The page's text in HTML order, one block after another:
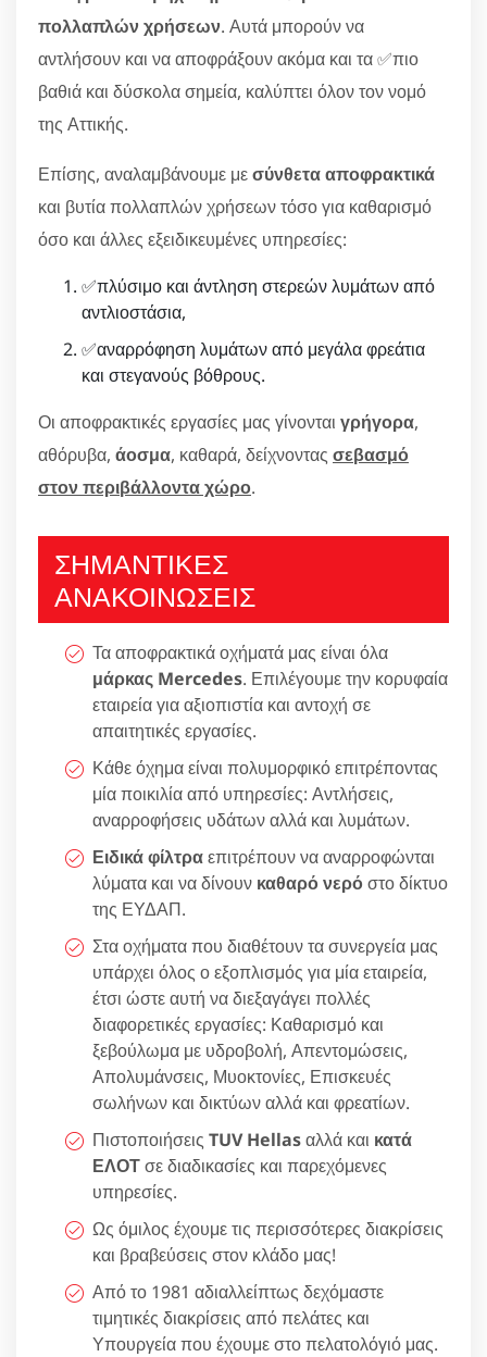
πολλαπλών χρήσεων. Αυτά μπορούν να
αντλήσουν και να αποφράξουν ακόμα και τα ✅πιο
βαθιά και δύσκολα σημεία, καλύπτει όλον τον νομό
της Αττικής.
Επίσης, αναλαμβάνουμε μεσύνθετα αποφρακτικά
και βυτία πολλαπλών χρήσεων τόσο για καθαρισμό
όσο και άλλες εξειδικευμένες υπηρεσίες:
✅πλύσιμο και άντληση στερεών λυμάτων από
αντλιοστάσια,
✅αναρρόφηση λυμάτων από μεγάλα φρεάτια
και στεγανούς βόθρους.
Οι αποφρακτικές εργασίες μας γίνονται γρήγορα,
αθόρυβα, άοσμα, καθαρά, δείχνοντας σεβασμό
στον περιβάλλοντα χώρο.
ΣΗΜΑΝΤΙΚΕΣ
ΑΝΑΚΟΙΝΩΣΕΙΣ
Τα αποφρακτικά οχήματά μας είναι όλα
μάρκας Mercedes. Επιλέγουμε την κορυφαία
εταιρεία για αξιοπιστία και αντοχή σε
απαιτητικές εργασίες.
Κάθε όχημα είναι πολυμορφικό επιτρέποντας
μία ποικιλία από υπηρεσίες: Αντλήσεις,
αναρροφήσεις υδάτων αλλά και λυμάτων.
Ειδικά φίλτραεπιτρέπουν να αναρροφώνται
λύματα και να δίνουν καθαρό νερόστο δίκτυο
της ΕΥΔΑΠ.
Στα οχήματα που διαθέτουν τα συνεργεία μας
υπάρχει όλος ο εξοπλισμός για μία εταιρεία,
έτσι ώστε αυτή να διεξαγάγει πολλές
διαφορετικές εργασίες: Καθαρισμό και
ξεβούλωμα με υδροβολή, Απεντομώσεις,
Απολυμάνσεις, Μυοκτονίες, Επισκευές
σωλήνων και δικτύων αλλά και φρεατίων.
Πιστοποιήσεις TUV Hellasαλλά και κατά
ΕΛΟΤσε διαδικασίες και παρεχόμενες
υπηρεσίες.
Ως όμιλος έχουμε τις περισσότερες διακρίσεις
και βραβεύσεις στον κλάδο μας!
Από το 1981 αδιαλλείπτως δεχόμαστε
τιμητικές διακρίσεις από πελάτες και
Υπουργεία που έχουμε στο πελατολόγιό μας.